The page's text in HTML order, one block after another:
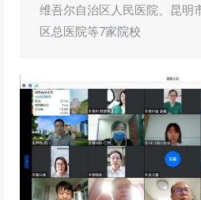
维吾尔自治区人民医院、昆明
区总医院等7家院校